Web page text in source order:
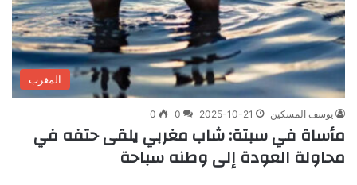
المغرب
يوسف المسكين 2025-10-21
0
0
مأساة في سبتة: شاب مغربي يلقى حتفه في
محاولة العودة إلى وطنه سباحة